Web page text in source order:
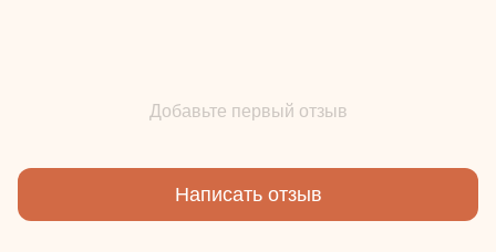
Добавьте первый отзыв
Написать отзыв